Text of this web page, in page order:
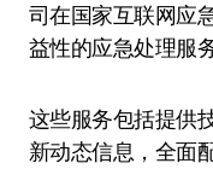
司在国家互联网应
益性的应急处理服务
这些服务包括提供
新动态信息，全面